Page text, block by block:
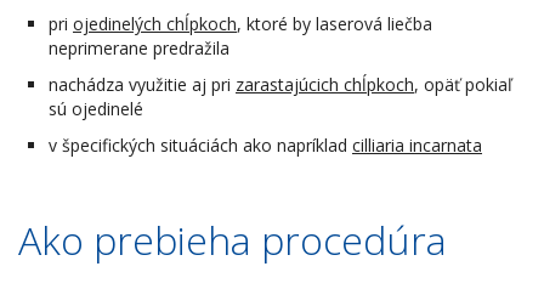
pri ojedinelých chĺpkoch, ktoré by laserová liečba
neprimerane predražila
nachádza využitie aj pri zarastajúcich chĺpkoch, opäť pokiaľ
sú ojedinelé
v špecifických situáciách ako napríklad cilliaria incarnata
Ako prebieha procedúra